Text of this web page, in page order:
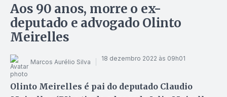
Aos 90 anos, morre o ex-
deputado e advogado Olinto
Meirelles
Marcos Aurélio Silva 18 dezembro 2022 às 09h01
Olinto Meirelles é pai do deputado Claudio